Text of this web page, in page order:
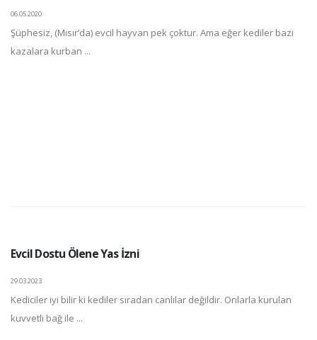
06.05.2020
Şüphesiz, (Mısır’da) evcil hayvan pek çoktur. Ama eğer kediler bazı
kazalara kurban ...
Evcil Dostu Ölene Yas İzni
29.03.2023
Kediciler iyi bilir ki kediler sıradan canlılar değildir. Onlarla kurulan
kuvvetli bağ ile ...